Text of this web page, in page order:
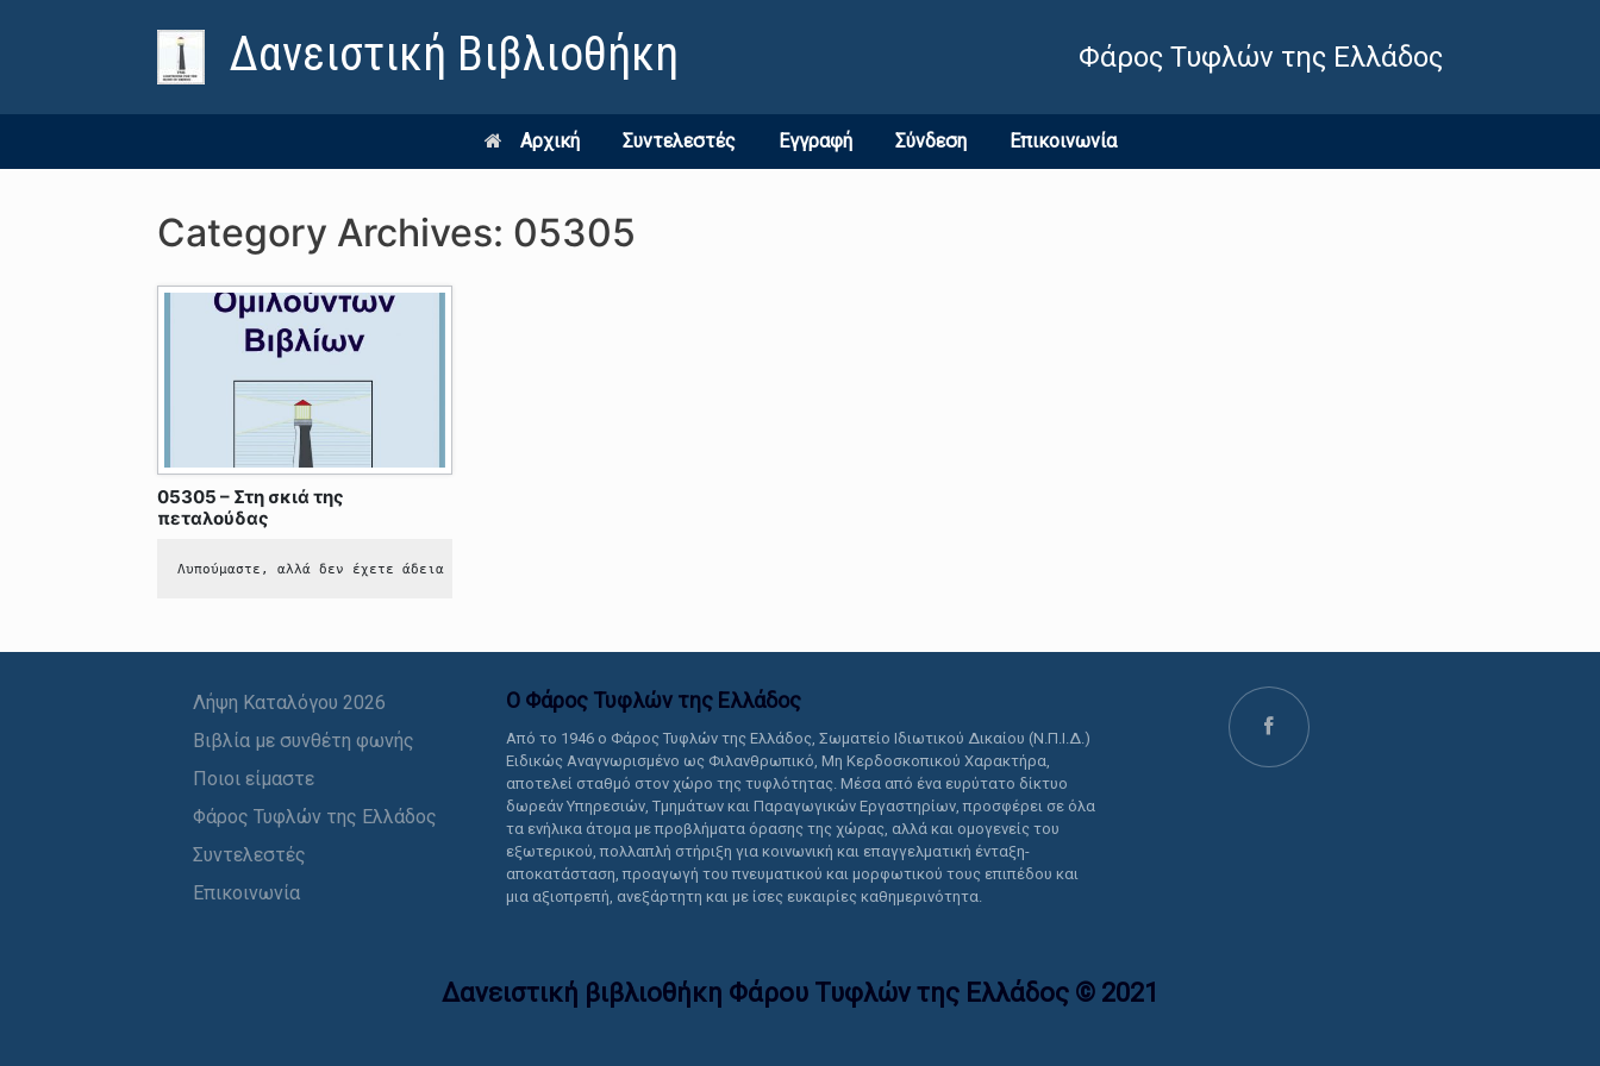
Δανειστική Βιβλιοθήκη Φάρος Τυφλών της Ελλάδος
Αρχική Συντελεστές Εγγραφή Σύνδεση Επικοινωνία
Category Archives: 05305
05305 – Στη σκιά της
πεταλούδας
Λυπούμαστε, αλλά δεν έχετε άδεια να δείτε αυτό το περιεχόμενο.
Λήψη Καταλόγου 2026
Βιβλία με συνθέτη φωνής
Ποιοι είμαστε
Φάρος Τυφλών της Ελλάδος
Συντελεστές
Επικοινωνία
Ο Φάρος Τυφλών της Ελλάδoς
Από το 1946 ο Φάρος Τυφλών της Ελλάδος, Σωματείο Ιδιωτικού Δικαίου (Ν.Π.Ι.Δ.)
Ειδικώς Αναγνωρισμένο ως Φιλανθρωπικό, Μη Κερδοσκοπικού Χαρακτήρα,
αποτελεί σταθμό στον χώρο της τυφλότητας. Μέσα από ένα ευρύτατο δίκτυο
δωρεάν Υπηρεσιών, Τμημάτων και Παραγωγικών Εργαστηρίων, προσφέρει σε όλα
τα ενήλικα άτομα με προβλήματα όρασης της χώρας, αλλά και ομογενείς του
εξωτερικού, πολλαπλή στήριξη για κοινωνική και επαγγελματική ένταξη-
αποκατάσταση, προαγωγή του πνευματικού και μορφωτικού τους επιπέδου και
μια αξιοπρεπή, ανεξάρτητη και με ίσες ευκαιρίες καθημερινότητα.
Δανειστική βιβλιοθήκη Φάρου Τυφλών της Ελλάδoς © 2021